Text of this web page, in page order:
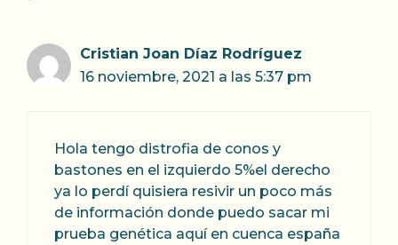
Cristian Joan Díaz Rodríguez
16 noviembre, 2021 a las 5:37 pm
Hola tengo distrofia de conos y
bastones en el izquierdo 5%el derecho
ya lo perdí quisiera resivir un poco más
de información donde puedo sacar mi
prueba genética aquí en cuenca españa